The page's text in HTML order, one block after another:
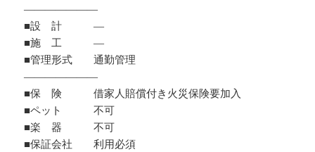
―――――――
■設 計 ―
■施 工 ―
■管理形式 通勤管理
―――――――
■保 険 借家人賠償付き火災保険要加入
■ペット 不可
■楽 器 不可
■保証会社 利用必須